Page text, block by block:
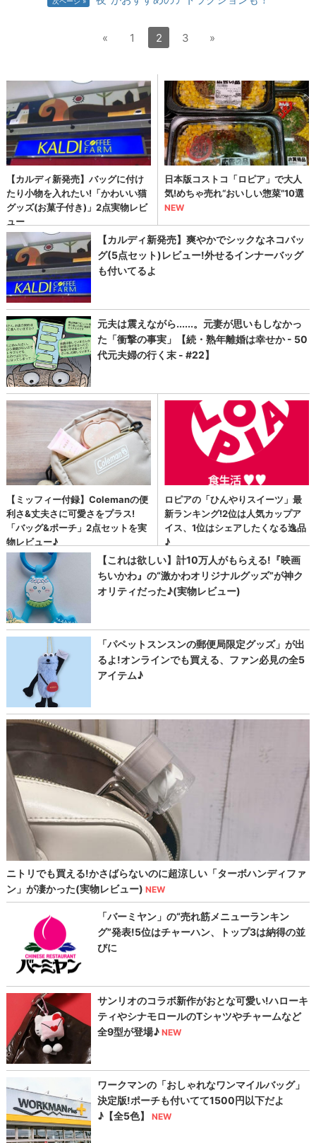
« 1 2 3 »